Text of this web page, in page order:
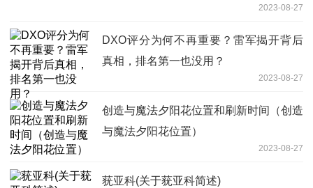
2023-08-27
DXO评分为何不再重要？雷军揭开背后
真相，排名第一也没用？
2023-08-27
创造与魔法夕阳花位置和刷新时间（创造
与魔法夕阳花位置）
2023-08-27
莸亚科(关于莸亚科简述)